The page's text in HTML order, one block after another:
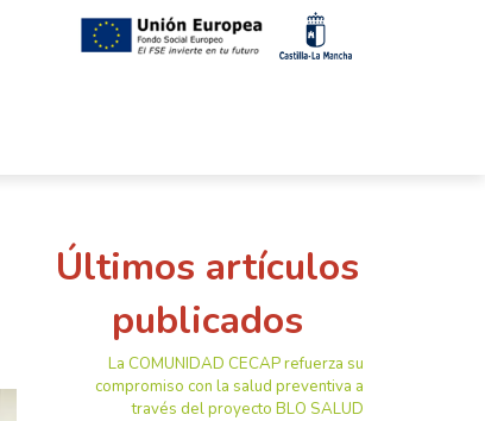
Últimos artículos
publicados
La COMUNIDAD CECAP refuerza su
compromiso con la salud preventiva a
través del proyecto BLO SALUD